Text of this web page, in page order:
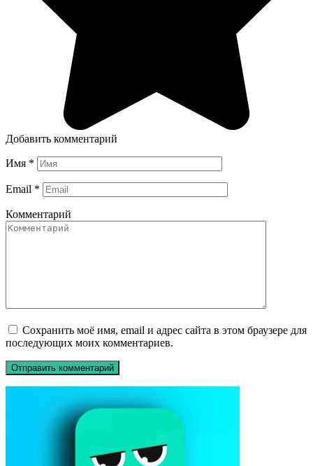
Добавить комментарий
Имя *
Email *
Комментарий
Сохранить моё имя, email и адрес сайта в этом браузере для
последующих моих комментариев.